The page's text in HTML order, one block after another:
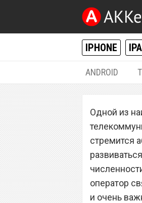
IPHONE
ANDROID
Одной из
стремится
оператор
и очень